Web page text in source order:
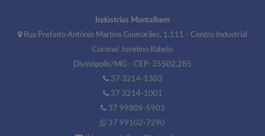
Indústrias Montalbam
Rua Prefeito Antônio Martins Guimarães, 1.111 - Centro Industrial
Coronel Jovelino Rabelo
Divinópolis/MG - CEP: 35502.285
37 3214-1303
37 3214-1001
37 99809-5903
37 99102-7290